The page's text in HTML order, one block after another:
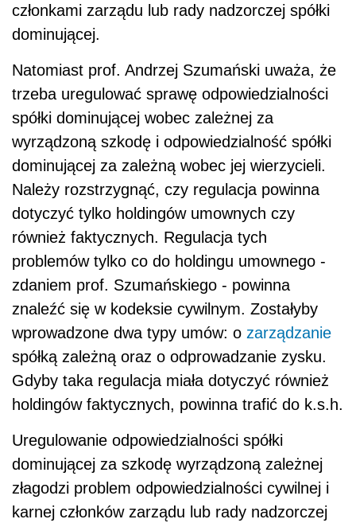
członkami zarządu lub rady nadzorczej spółki
dominującej.
Natomiast prof. Andrzej Szumański uważa, że
trzeba uregulować sprawę odpowiedzialności
spółki dominującej wobec zależnej za
wyrządzoną szkodę i odpowiedzialność spółki
dominującej za zależną wobec jej wierzycieli.
Należy rozstrzygnąć, czy regulacja powinna
dotyczyć tylko holdingów umownych czy
również faktycznych. Regulacja tych
problemów tylko co do holdingu umownego -
zdaniem prof. Szumańskiego - powinna
znaleźć się w kodeksie cywilnym. Zostałyby
wprowadzone dwa typy umów: o zarządzanie
spółką zależną oraz o odprowadzanie zysku.
Gdyby taka regulacja miała dotyczyć również
holdingów faktycznych, powinna trafić do k.s.h.
Uregulowanie odpowiedzialności spółki
dominującej za szkodę wyrządzoną zależnej
złagodzi problem odpowiedzialności cywilnej i
karnej członków zarządu lub rady nadzorczej